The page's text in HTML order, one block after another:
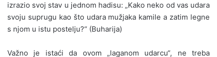
izrazio svoj stav u jednom hadisu: „Kako neko od vas udara
svoju suprugu kao što udara mužjaka kamile a zatim legne
s njom u istu postelju?“ (Buharija)
Važno je istaći da ovom „laganom udarcu“, ne treba